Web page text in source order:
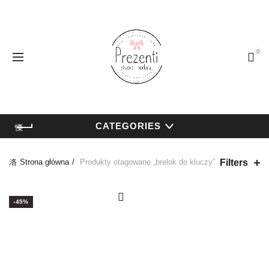
0
CATEGORIES
Strona główna Produkty otagowane „brelok do kluczy” Filters
-45%